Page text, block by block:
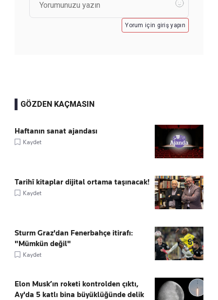
Yorum için giriş yapın
GÖZDEN KAÇMASIN
Haftanın sanat ajandası
Kaydet
Tarihî kitaplar dijital ortama taşınacak!
Kaydet
Sturm Graz'dan Fenerbahçe itirafı:
"Mümkün değil"
Kaydet
Elon Musk’ın roketi kontrolden çıktı,
Ay'da 5 katlı bina büyüklüğünde delik